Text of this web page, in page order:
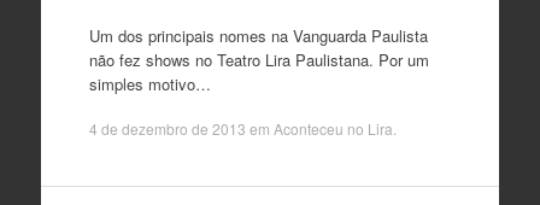
Um dos principais nomes na Vanguarda Paulista
não fez shows no Teatro Lira Paulistana. Por um
simples motivo…
4 de dezembro de 2013 em Aconteceu no Lira